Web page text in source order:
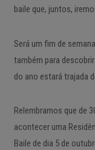
baile que, juntos,
Será um fim de
também para
do ano estará trajada
Relembramos que de
acontecer uma
Baile de dia 5 de